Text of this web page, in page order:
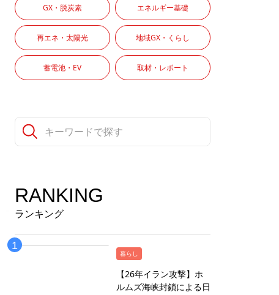
GX・脱炭素 エネルギー基礎
再エネ・太陽光 地域GX・くらし
蓄電池・EV 取材・レポート
RANKING
ランキング
暮らし
【26年イラン攻撃】ホ
ルムズ海峡封鎖による日